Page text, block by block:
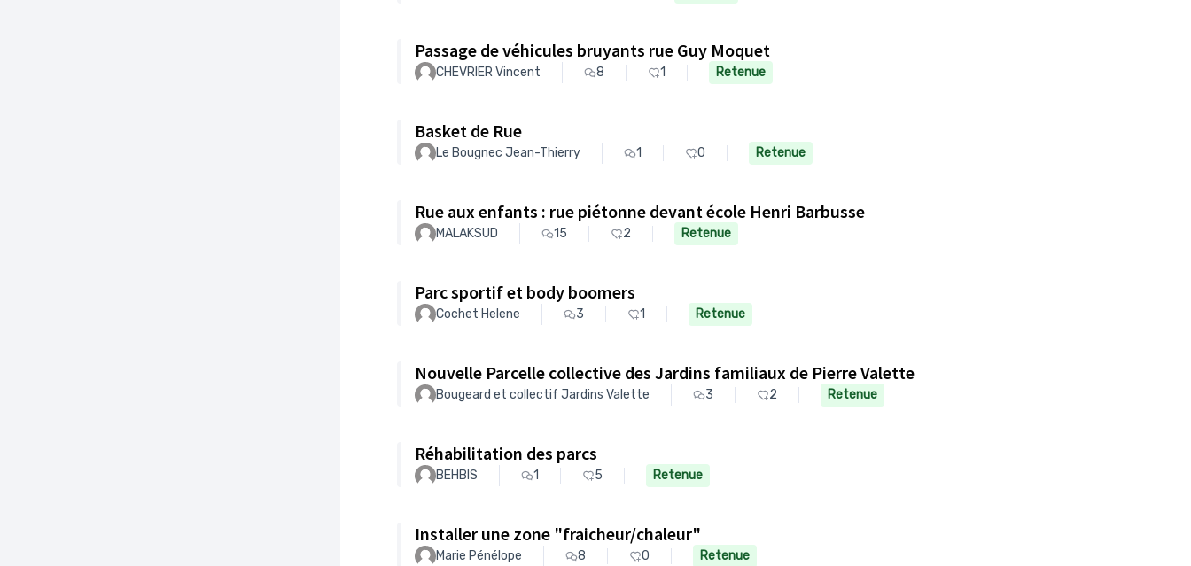
Passage de véhicules bruyants rue Guy Moquet
CHEVRIER Vincent 8 1 Retenue
Basket de Rue
Le Bougnec Jean-Thierry 1 0 Retenue
Rue aux enfants : rue piétonne devant école Henri Barbusse
MALAKSUD 15 2 Retenue
Parc sportif et body boomers
Cochet Helene 3 1 Retenue
Nouvelle Parcelle collective des Jardins familiaux de Pierre Valette
Bougeard et collectif Jardins Valette 3 2 Retenue
Réhabilitation des parcs
BEHBIS 1 5 Retenue
Installer une zone "fraicheur/chaleur"
Marie Pénélope 8 0 Retenue